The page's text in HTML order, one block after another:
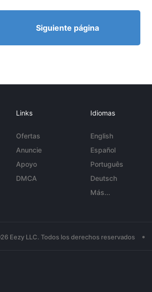
Siguiente página
Links
Ofertas
Anuncie
Apoyo
DMCA
Idiomas
English
Español
Português
Deutsch
Más...
Eezy LLC. Todos los derechos reservados •